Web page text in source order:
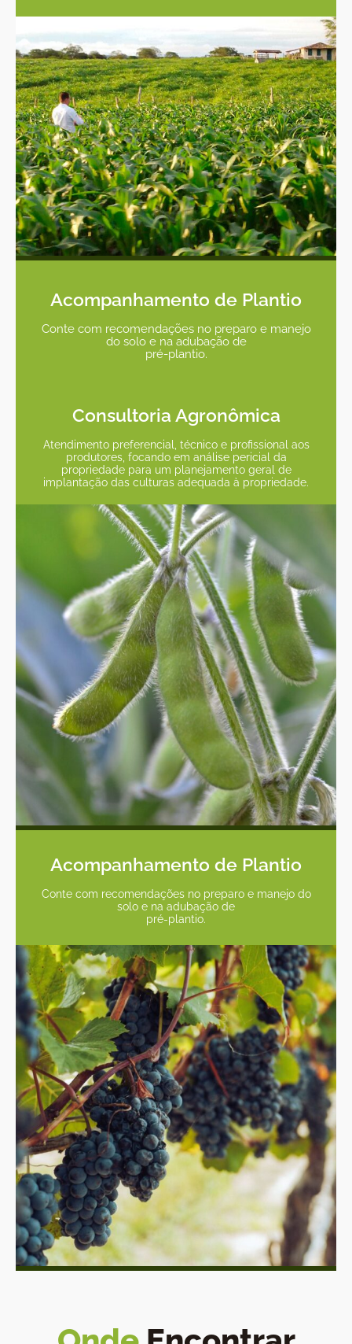
Acompanhamento de Plantio
Conte com recomendações no preparo e manejo
do solo e na adubação de
pré-plantio.
Consultoria Agronômica
Atendimento preferencial, técnico e profissional aos
produtores, focando em análise pericial da
propriedade para um planejamento geral de
implantação das culturas adequada à propriedade.
Acompanhamento de Plantio
Conte com recomendações no preparo e manejo do
solo e na adubação de
pré-plantio.